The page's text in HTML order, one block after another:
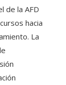
de la AFD
hacia
La